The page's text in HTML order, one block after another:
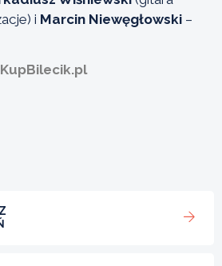
i Marcin Niewęgłowski –
KupBilecik.pl